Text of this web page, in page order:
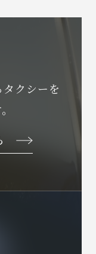
クシーを